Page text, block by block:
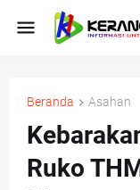
Beranda Asahan
Ruko